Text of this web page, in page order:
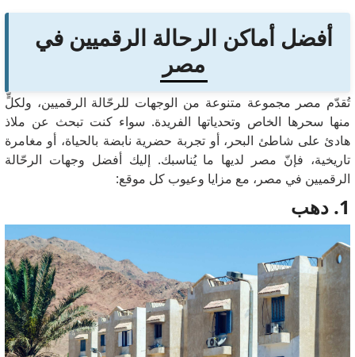
أفضل أماكن الرحالة الرقميين في
مصر
تُقدّم مصر مجموعة متنوعة من الوجهات للرحّالة الرقميين، ولكلٍّ
منها سحرها الخاص وتحدياتها الفريدة. سواء كنت تبحث عن ملاذ
هادئ على شاطئ البحر، أو تجربة حضرية نابضة بالحياة، أو مغامرة
تاريخية، فإنّ مصر لديها ما يُناسبك. إليك أفضل وجهات الرحّالة
الرقميين في مصر، مع مزايا وعيوب كل موقع:
1. دهب